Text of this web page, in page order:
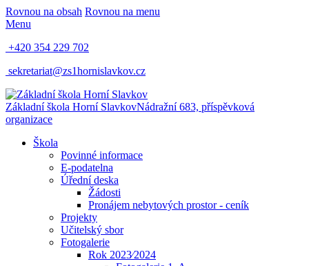
Rovnou na obsah Rovnou na menu
Menu
+420 354 229 702
sekretariat@zs1hornislavkov.cz
Základní škola Horní SlavkovNádražní 683, příspěvková
organizace
Škola
Povinné informace
E-podatelna
Úřední deska
Žádosti
Pronájem nebytových prostor - ceník
Projekty
Učitelský sbor
Fotogalerie
Rok 2023⁄2024